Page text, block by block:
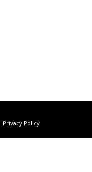
Privacy Policy